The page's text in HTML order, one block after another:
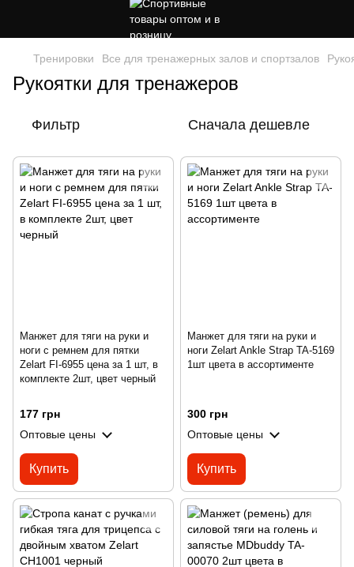
Тренировки Все для тренажерных залов и спортзалов
Рукоятки для тренажеров
Фильтр Сначала дешевле
Манжет для тяги на руки и
ноги с ремнем для пятки
Zelart FI-6955 цена за 1 шт, в
комплекте 2шт, цвет черный
177 грн
Оптовые цены
Купить
Манжет для тяги на руки и
ноги Zelart Ankle Strap TA-5169
1шт цвета в ассортименте
300 грн
Оптовые цены
Купить